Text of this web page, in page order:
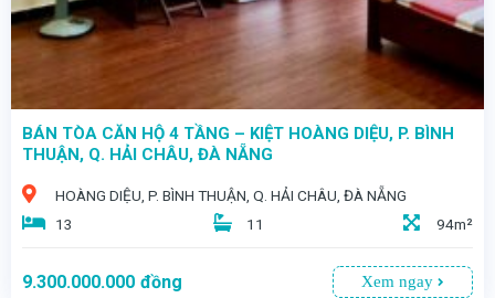
BÁN TÒA CĂN HỘ 4 TẦNG – KIỆT HOÀNG DIỆU, P. BÌNH
THUẬN, Q. HẢI CHÂU, ĐÀ NẴNG
HOÀNG DIỆU, P. BÌNH THUẬN, Q. HẢI CHÂU, ĐÀ NẴNG
13
11 94m²
9.300.000.000 đồng Xem ngay